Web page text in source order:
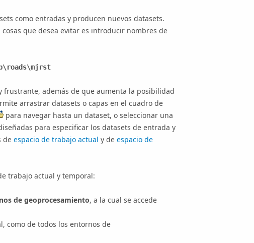
como entradas y producen nuevos datasets.
que desea evitar es introducir nombres de
además de que aumenta la posibilidad
arrastrar datasets o capas en el cuadro de
para navegar hasta un dataset, o seleccionar una
para especificar los datasets de entrada y
de espacio de trabajo actual y de espacio de
trabajo actual y temporal:
de geoprocesamiento, a la cual se accede
como de todos los entornos de